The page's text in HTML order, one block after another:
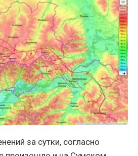
за сутки, согласно